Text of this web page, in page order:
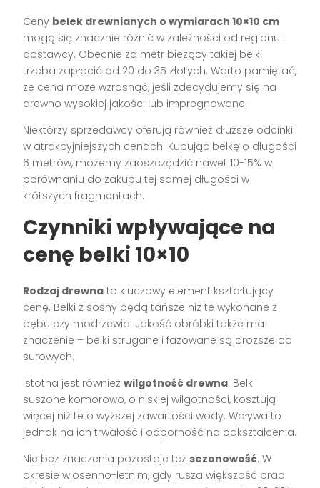
Ceny belek drewnianych o wymiarach 10×10 cm
mogą się znacznie różnić w zależności od regionu i
dostawcy. Obecnie za metr bieżący takiej belki
trzeba zapłacić od 20 do 35 złotych. Warto pamiętać,
że cena może wzrosnąć, jeśli zdecydujemy się na
drewno wysokiej jakości lub impregnowane.
Niektórzy sprzedawcy oferują również dłuższe odcinki
w atrakcyjniejszych cenach. Kupując belkę o długości
6 metrów, możemy zaoszczędzić nawet 10-15% w
porównaniu do zakupu tej samej długości w
krótszych fragmentach.
Czynniki wpływające na
cenę belki 10×10
Rodzaj drewna to kluczowy element kształtujący
cenę. Belki z sosny będą tańsze niż te wykonane z
dębu czy modrzewia. Jakość obróbki także ma
znaczenie – belki strugane i fazowane są droższe od
surowych.
Istotna jest równieżwilgotność drewna. Belki
suszone komorowo, o niskiej wilgotności, kosztują
więcej niż te o wyższej zawartości wody. Wpływa to
jednak na ich trwałość i odporność na odkształcenia.
Nie bez znaczenia pozostaje też sezonowość. W
okresie wiosenno-letnim, gdy rusza większość prac